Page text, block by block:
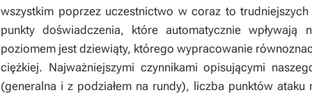
wszystkim poprzez uczestnictwo w coraz to
punkty doświadczenia, które automatycznie
poziomem jest dziewiąty, którego wypracowanie
ciężkiej. Najważniejszymi czynnikami opisującymi
(generalna i z podziałem na rundy), liczba punktów